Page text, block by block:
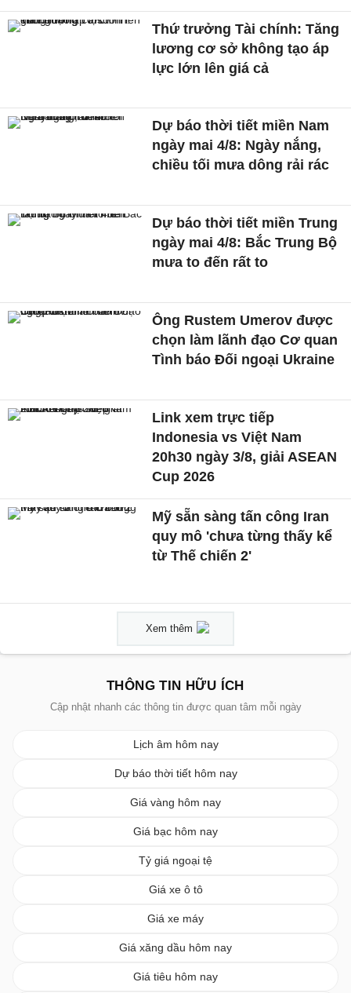
Thứ trưởng Tài chính: Tăng
lương cơ sở không tạo áp
lực lớn lên giá cả
Dự báo thời tiết miền Nam
ngày mai 4/8: Ngày nắng,
chiều tối mưa dông rải rác
Dự báo thời tiết miền Trung
ngày mai 4/8: Bắc Trung Bộ
mưa to đến rất to
Ông Rustem Umerov được
chọn làm lãnh đạo Cơ quan
Tình báo Đối ngoại Ukraine
Link xem trực tiếp
Indonesia vs Việt Nam
20h30 ngày 3/8, giải ASEAN
Cup 2026
Mỹ sẵn sàng tấn công Iran
quy mô 'chưa từng thấy kể
từ Thế chiến 2'
Xem thêm
THÔNG TIN HỮU ÍCH
Cập nhật nhanh các thông tin được quan tâm mỗi ngày
Lịch âm hôm nay
Dự báo thời tiết hôm nay
Giá vàng hôm nay
Giá bạc hôm nay
Tỷ giá ngoại tệ
Giá xe ô tô
Giá xe máy
Giá xăng dầu hôm nay
Giá tiêu hôm nay